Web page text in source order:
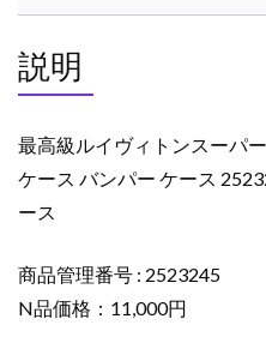
コ
ー
ル
ヴ
ィ
ト
iphone
ケ
説明
最高級ルイヴィトンスーパ
ケース バンパー ケース
ース
商品管理番号 : 2523245
N品価格：11,000円